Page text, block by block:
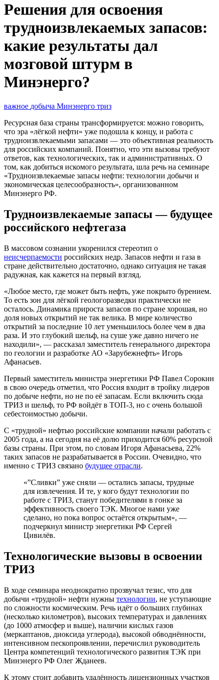
Решения для освоения
трудноизвлекаемых запасов:
какие результаты дал
мозговой штурм в
Минэнерго?
важное добыча Минэнерго триз
Ресурсная база страны трансформируется: можно говорить,
что эра «лёгкой нефти» уже подошла к концу, и работа с
трудноизвлекаемыми запасами — это объективная реальность
для российских компаний. Понятно, что эти вызовы требуют
ответов, как технологических, так и административных. О
том, как добиться искомого результата, шла речь на семинаре
«Трудноизвлекаемые запасы нефти: технологии добычи и
экономическая целесообразность», организованном
Минэнерго РФ.
Трудноизвлекаемые запасы — будущее
российского нефтегаза
В массовом сознании укоренился стереотип о
неисчерпаемости российских недр. Запасов нефти и газа в
стране действительно достаточно, однако ситуация не такая
радужная, как кажется на первый взгляд.
«Любое место, где может быть нефть, уже покрыто бурением.
То есть зон для лёгкой геологоразведки практически не
осталось. Динамика прироста запасов по стране хорошая, но
доля новых открытий не так велика. В мире количество
открытий за последние 10 лет уменьшилось более чем в два
раза. И это глубокий шельф, на суше уже давно ничего не
находили», — рассказал заместитель генерального директора
по геологии и разработке АО «Зарубежнефть» Игорь
Афанасьев.
Первый заместитель министра энергетики РФ Павел Сорокин
в свою очередь отметил, что Россия входит в тройку лидеров
по добыче нефти, но не по её запасам. Если включить сюда
ТРИЗ и шельф, то РФ войдёт в ТОП-3, но с очень большой
себестоимостью добычи.
С «трудной» нефтью российские компании начали работать с
2005 года, а на сегодня на её долю приходится 60% ресурсной
базы страны. При этом, по словам Игоря Афанасьева, 22%
таких запасов не разрабатывается в России. Очевидно, что
именно с ТРИЗ связано будущее отрасли.
«”Сливки” уже сняли — остались запасы, трудные
для извлечения. И те, у кого будут технологии по
работе с ТРИЗ, станут победителями в гонке за
эффективность своего ТЭК. Многое нами уже
сделано, но пока вопрос остаётся открытым», —
подчеркнул министр энергетики РФ Сергей
Цивилёв.
Технологические вызовы в освоении
ТРИЗ
В ходе семинара неоднократно прозвучал тезис, что для
добычи «трудной» нефти нужны технологии, не уступающие
по сложности космическим. Речь идёт о больших глубинах
(несколько километров), высоких температурах и давлениях
(до 1000 атмосфер и выше), наличии кислых газов
(меркаптанов, диоксида углерода), высокой обводнённости,
интенсивном пескопроявлении, перечислил руководитель
Центра компетенций технологического развития ТЭК при
Минэнерго РФ Олег Жданеев.
К этому стоит добавить удалённость лицензионных участков